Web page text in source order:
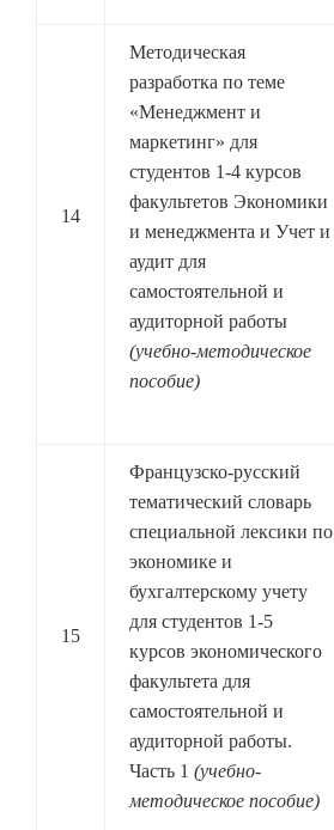
14
Методическая
разработка по теме
«Менеджмент и
маркетинг» для
студентов 1-4 курсов
факультетов Экономики
и менеджмента и Учет и
аудит для
самостоятельной и
аудиторной работы
(учебно-методическое
пособие)
15
Французско-русский
тематический словарь
специальной лексики по
экономике и
бухгалтерскому учету
для студентов 1-5
курсов экономического
факультета для
самостоятельной и
аудиторной работы.
Часть 1 (учебно-
методическое пособие)